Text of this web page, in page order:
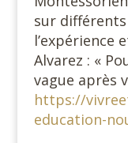
sur
l’expérience
Alvarez : «
vague après
https://
education-